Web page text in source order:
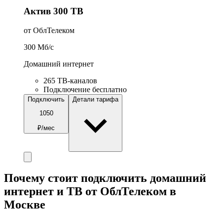
Актив 300 ТВ
от ОблТелеком
300 Мб/c
Домашний интернет
265 ТВ-каналов
Подключение бесплатно
Подключить
1050
₽/мес
Детали тарифа
Почему стоит подключить домашний
интернет и ТВ от ОблТелеком в
Москве